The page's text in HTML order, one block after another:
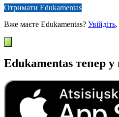
Отримати Edukamentas
Вже маєте Edukamentas? Увійдіть.
Edukamentas тепер